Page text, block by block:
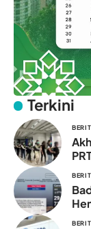
Terkini